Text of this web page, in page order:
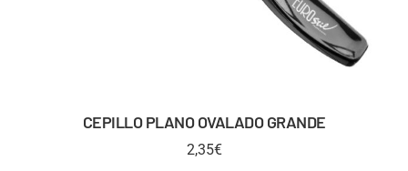
CEPILLO PLANO OVALADO GRANDE
2,35€